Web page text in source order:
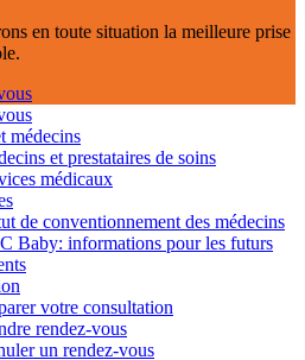
en toute situation la meilleure prise
médecins
et prestataires de soins
médicaux
de conventionnement des médecins
Baby: informations pour les futurs
votre consultation
rendez-vous
un rendez-vous